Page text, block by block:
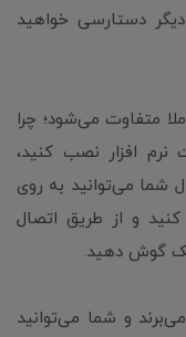
دستارسی خواهید
متفاوت می‌شود؛ چرا
افزار نصب کنید،
شما می‌توانید به روی
و از طریق اتصال
گوش دهید.
و شما می‌توانید